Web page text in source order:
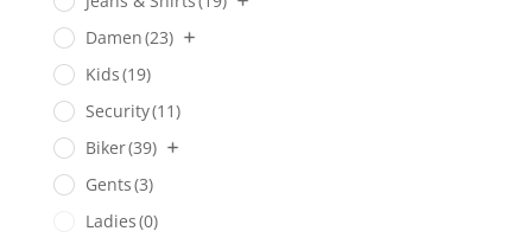
Damen(23)
Kids(19)
Security(11)
Biker(39)
Gents(3)
Ladies(0)